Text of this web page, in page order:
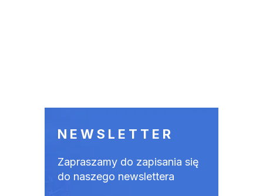
NEWSLETTER
Zapraszamy do zapisania się
do naszego newslettera